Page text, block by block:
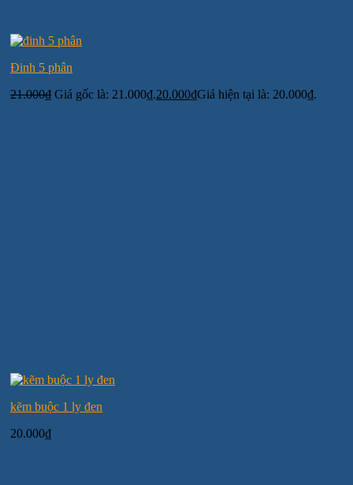
Đinh 5 phân
21.000₫ Giá gốc là: 21.000₫.20.000₫Giá hiện tại là: 20.000₫.
kẽm buộc 1 ly đen
20.000₫